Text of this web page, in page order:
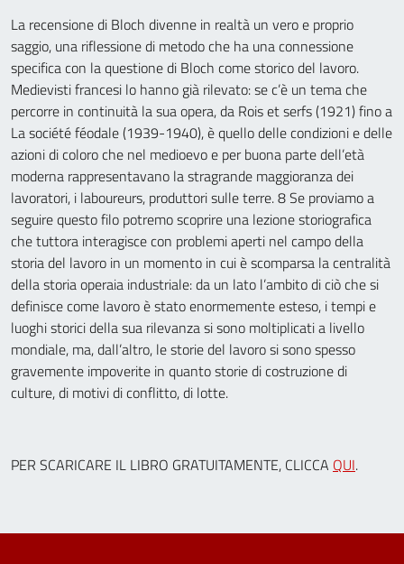
La recensione di Bloch divenne in realtà un vero e proprio
saggio, una riflessione di metodo che ha una connessione
specifica con la questione di Bloch come storico del lavoro.
Medievisti francesi lo hanno già rilevato: se c’è un tema che
percorre in continuità la sua opera, da Rois et serfs (1921) fino a
La société féodale (1939-1940), è quello delle condizioni e delle
azioni di coloro che nel medioevo e per buona parte dell’età
moderna rappresentavano la stragrande maggioranza dei
lavoratori, i laboureurs, produttori sulle terre. 8 Se proviamo a
seguire questo filo potremo scoprire una lezione storiografica
che tuttora interagisce con problemi aperti nel campo della
storia del lavoro in un momento in cui è scomparsa la centralità
della storia operaia industriale: da un lato l’ambito di ciò che si
definisce come lavoro è stato enormemente esteso, i tempi e
luoghi storici della sua rilevanza si sono moltiplicati a livello
mondiale, ma, dall’altro, le storie del lavoro si sono spesso
gravemente impoverite in quanto storie di costruzione di
culture, di motivi di conflitto, di lotte.
PER SCARICARE IL LIBRO GRATUITAMENTE, CLICCA QUI.